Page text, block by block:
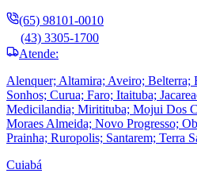
(65) 98101-0010
(43) 3305-1700
Atende:
Alenquer; Altamira; Aveiro; Belterra;
Sonhos; Curua; Faro; Itaituba;
Medicilandia; Miritituba; Mojui Dos
Moraes Almeida; Novo Progresso;
Prainha; Ruropolis; Santarem; Terra
Cuiabá